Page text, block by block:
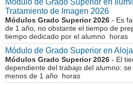
Módulo de Grado Superior en
Tratamiento de Imagen 2026
Módulos Grado Superior 2026 - Es
de 1 año, no obstante el tiempo de
tiempo dedicado por el alumno horas
Módulo de Grado Superior en
Módulos Grado Superior 2026 - El
dependiente del trabajo del alumno:
menos de 1 año horas